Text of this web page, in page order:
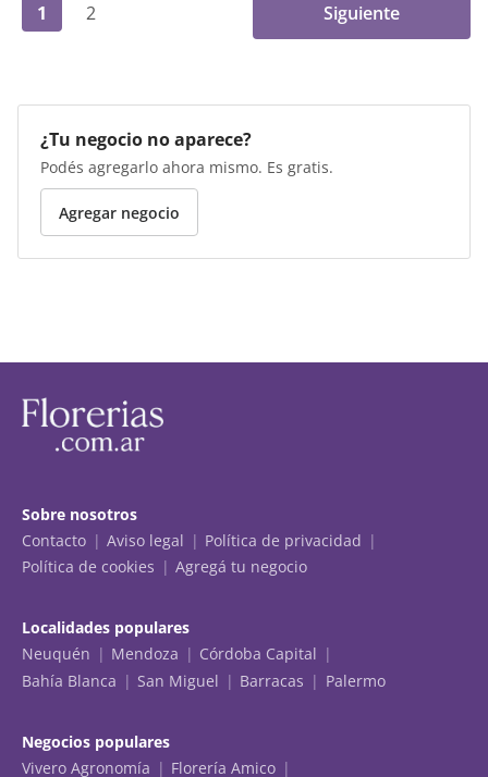
1 2 Siguiente
¿Tu negocio no aparece?
Podés agregarlo ahora mismo. Es gratis.
Agregar negocio
Sobre nosotros
Contacto
Aviso legal
Política de privacidad
Política de cookies
Agregá tu negocio
Localidades populares
Neuquén
Mendoza
Córdoba Capital
Bahía Blanca
San Miguel Barracas Palermo
Negocios populares
Vivero Agronomía
Florería Amico